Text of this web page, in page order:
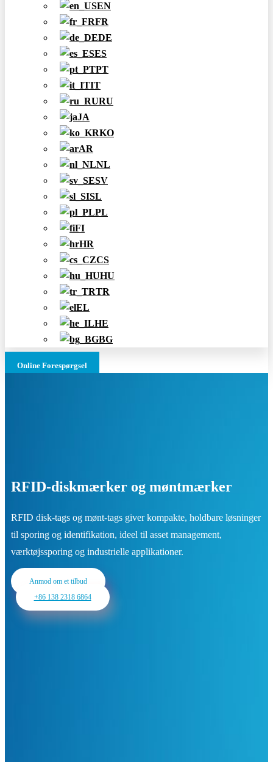
EN
FR
DE
ES
PT
IT
RU
JA
KO
AR
NL
SV
SL
PL
FI
HR
CS
HU
TR
EL
HE
BG
Online Forespørgsel
RFID-diskmærker og møntmærker
RFID disk-tags og mønt-tags giver kompakte, holdbare løsninger
til sporing og identifikation, ideel til asset management,
værktøjssporing og industrielle applikationer.
Anmod om et tilbud
+86 138 2318 6864